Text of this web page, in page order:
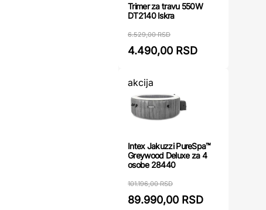
Trimer za travu 550W
DT2140 Iskra
6.529,00 RSD
4.490,00 RSD
akcija
Intex Jakuzzi PureSpa™
Greywood Deluxe za 4
osobe 28440
101.196,00 RSD
89.990,00 RSD